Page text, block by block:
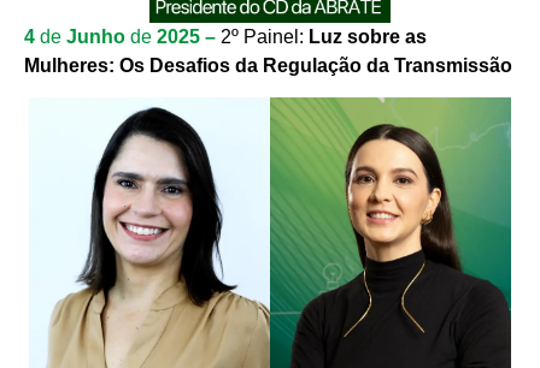
4 de Junho de 2025 – 2º Painel: Luz sobre as
Mulheres: Os Desafios da Regulação da Transmissão